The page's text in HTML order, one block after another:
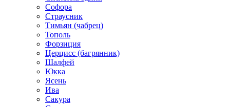
Софора
Страусник
Тимьян (чабрец)
Тополь
Форзиция
Церцисс (багрянник)
Шалфей
Юкка
Ясень
Ива
Сакура